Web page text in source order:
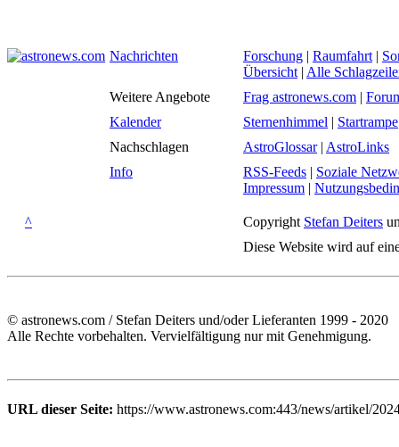
Nachrichten Forschung | Raumfahrt |
Übersicht | Alle
Weitere Angebote
Frag astronews.com |
Kalender
Sternenhimmel | Startrampe
Nachschlagen
AstroGlossar| AstroLinks
Info
RSS-Feeds | Soziale
Impressum |
^ Copyright Stefan Deiters
Diese Website wird auf
© astronews.com / Stefan Deiters und/oder Lieferanten 1999 - 2020
Alle Rechte vorbehalten. Vervielfältigung nur mit Genehmigung.
URL dieser Seite: https://www.astronews.com:443/news/artikel/